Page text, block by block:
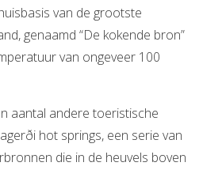
van de grootste
genaamd “De kokende bron”
van ongeveer 100
aantal andere toeristische
hot springs, een serie van
die in de heuvels boven